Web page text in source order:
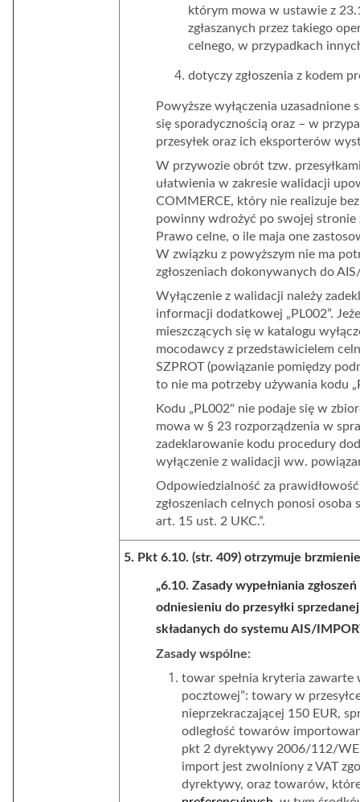
którym mowa w ustawie z
zgłaszanych przez takiego
celnego, w przypadkach
dotyczy zgłoszenia z kodem
Powyższe wyłączenia
się sporadycznością oraz – w
przesyłek oraz ich eksporterów
W przywozie obrót tzw.
ułatwienia w zakresie walidacji
COMMERCE, który nie realizuje
powinny wdrożyć po swojej stronie
Prawo celne, o ile maja one
W związku z powyższym nie ma
zgłoszeniach dokonywanych do
Wyłączenie z walidacji należy
informacji dodatkowej „ PL002”.
mieszczących się w katalogu
mocodawcy z przedstawicielem
SZPROT (powiązanie pomiędzy
to nie ma potrzeby używania kodu „
Kodu „ PL002" nie podaje się w
mowa w § 23 rozporządzenia w
zadeklarowanie kodu procedury
wyłączenie z walidacji ww.
Odpowiedzialność za
zgłoszeniach celnych ponosi osoba
art. 15 ust. 2 UKC.”.
5. Pkt 6.10. (str. 409) otrzymuje
„6.10. Zasady wypełniania
odniesieniu do przesyłki
składanych do systemu AIS/
Zasady wspólne:
towar spełnia kryteria
pocztowej”: towary w
nieprzekraczającej 150 EUR,
odległość towarów
pkt 2 dyrektywy 2006/112/
import jest zwolniony z VAT
dyrektywy, oraz towarów,